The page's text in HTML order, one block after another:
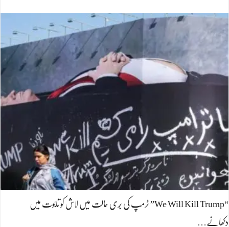
“We Will Kill Trump” ٹرمپ کی بُری حالت میں لاش کو تابوت میں
دکھانے…